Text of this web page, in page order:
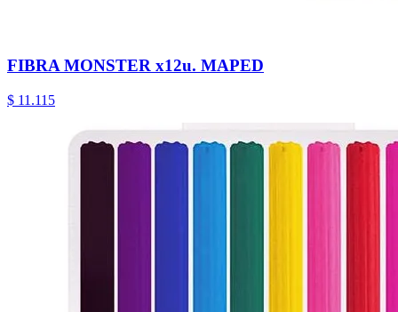
FIBRA MONSTER x12u. MAPED
$ 11.115